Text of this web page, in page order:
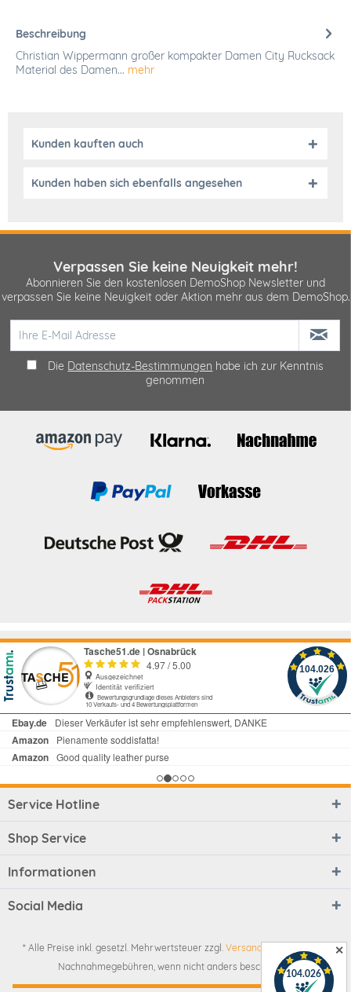
Beschreibung
Christian Wippermann großer kompakter Damen City Rucksack
Material des Damen... mehr
Kunden kauften auch
Kunden haben sich ebenfalls angesehen
✕
Verpassen Sie keine Neuigkeit mehr!
Abonnieren Sie den kostenlosen DemoShop Newsletter und
verpassen Sie keine Neuigkeit oder Aktion mehr aus dem DemoShop.
Die Datenschutz-Bestimmungen habe ich zur Kenntnis
genommen
Service Hotline
Shop Service
Informationen
Social Media
* Alle Preise inkl. gesetzl. Mehrwertsteuer zzgl. Versandkosten
Nachnahmegebühren, wenn nicht anders beschrieben